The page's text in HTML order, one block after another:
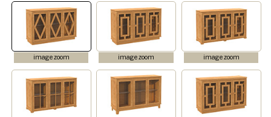
image zoom image zoom image zoom